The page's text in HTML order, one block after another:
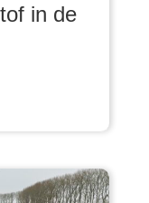
in de